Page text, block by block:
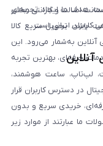
هدف ما ایجاد تجربه‌ای
کاربران ایرانی است.
اصالت و گارانتی معتبر
باشد. تحویل سریع کالا
به‌شمار می‌رود. این
حرفه‌ای، بهترین تجربه
لپ‌تاپ، ساعت هوشمند،
در دسترس کاربران قرار
خریدی سریع و بدون
ما عبارتند از موارد زیر